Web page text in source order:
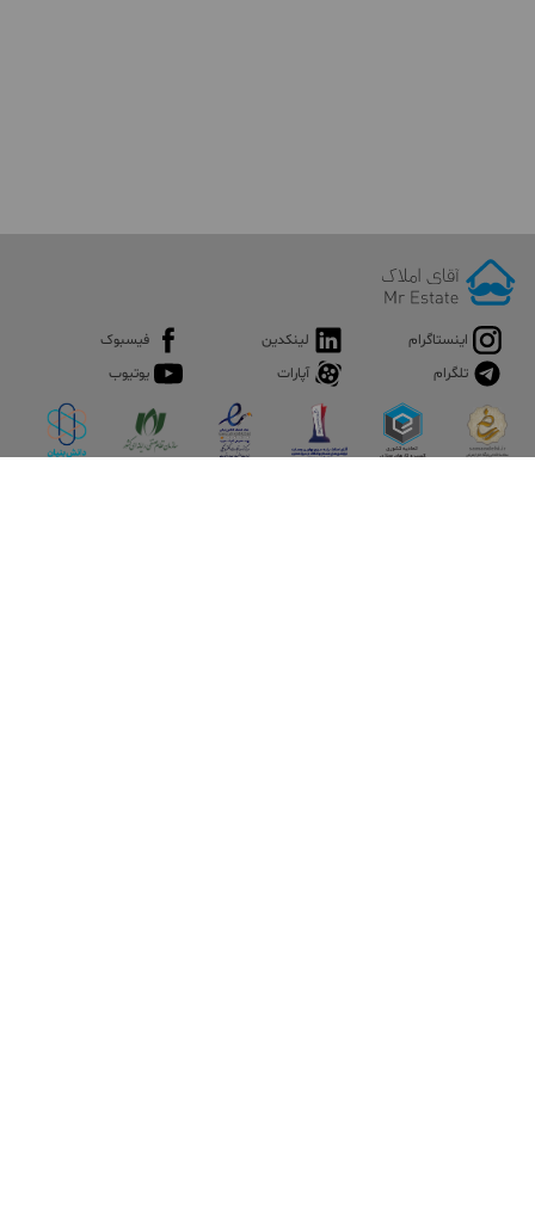
اینستاگرام لینکدین
فیسبوک
تلگرام
آپارات یوتیوب